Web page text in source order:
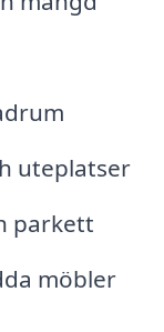
uteplatser
parkett
möbler